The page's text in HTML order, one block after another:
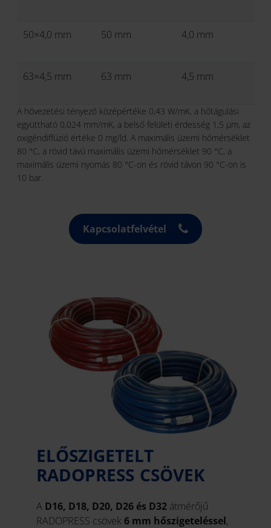
50×4,0 mm 50 mm 4,0 mm
63×4,5 mm 63 mm 4,5 mm
A hővezetési tényező középértéke 0,43 W/mK, a hőtágulási
együttható 0,024 mm/mK, a belső felületi érdesség 1,5 μm, az
oxigéndiffúzió értéke 0 mg/ld. A maximális üzemi hőmérséklet
80 °C, a rövid távú maximális üzemi hőmérséklet 90 °C, a
maximális üzemi nyomás 80 °C-on és rövid távon 90 °C-on is
10 bar.
Kapcsolatfelvétel
ELŐSZIGETELT
RADOPRESS CSÖVEK
A D16, D18, D20, D26 és D32 átmérőjű
RADOPRESS csövek 6 mm hőszigeteléssel,